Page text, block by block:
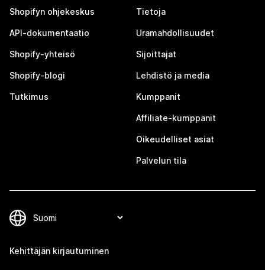
Shopifyn ohjekeskus
API-dokumentaatio
Shopify-yhteisö
Shopify-blogi
Tutkimus
Tietoja
Uramahdollisuudet
Sijoittajat
Lehdistö ja media
Kumppanit
Affiliate-kumppanit
Oikeudelliset asiat
Palvelun tila
Kehittäjän kirjautuminen